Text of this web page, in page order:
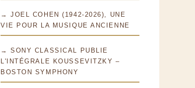
→ JOEL COHEN (1942-2026), UNE
VIE POUR LA MUSIQUE ANCIENNE
→ SONY CLASSICAL PUBLIE
L'INTÉGRALE KOUSSEVITZKY –
BOSTON SYMPHONY